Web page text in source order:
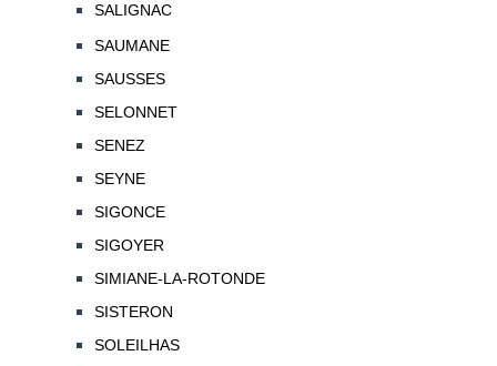
SALIGNAC
SAUMANE
SAUSSES
SELONNET
SENEZ
SEYNE
SIGONCE
SIGOYER
SIMIANE-LA-ROTONDE
SISTERON
SOLEILHAS